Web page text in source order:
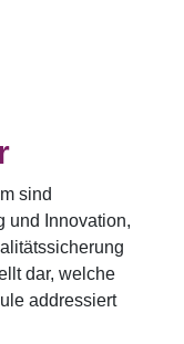
sind
und Innovation,
dar, welche
addressiert